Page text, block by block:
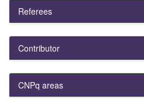
Referees
Contributor
CNPq areas